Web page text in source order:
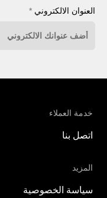
العنوان الالكتروني *
خدمة العملاء
اتصل بنا
المزيد
سياسة الخصوصية